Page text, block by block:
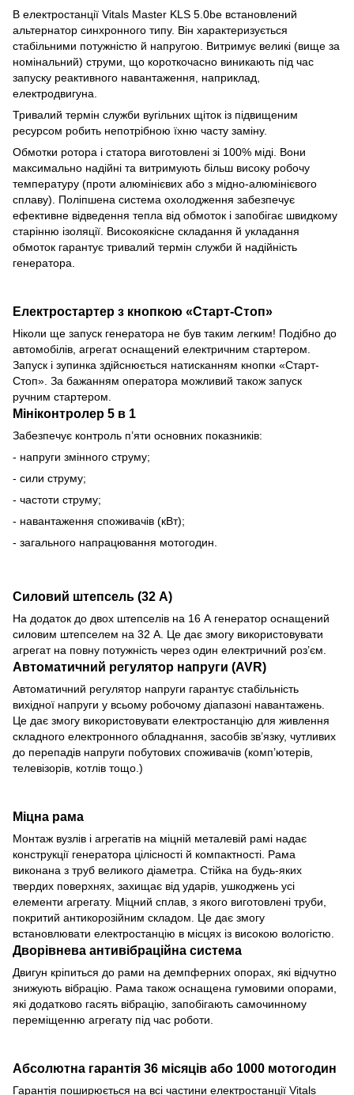
В електростанції Vitals Master KLS 5.0be встановлений
альтернатор синхронного типу. Він характеризується
стабільними потужністю й напругою. Витримує великі (вище за
номінальний) струми, що короткочасно виникають під час
запуску реактивного навантаження, наприклад,
електродвигуна.
Тривалий термін служби вугільних щіток із підвищеним
ресурсом робить непотрібною їхню часту заміну.
Обмотки ротора і статора виготовлені зі 100% міді. Вони
максимально надійні та витримують більш високу робочу
температуру (проти алюмінієвих або з мідно-алюмінієвого
сплаву). Поліпшена система охолодження забезпечує
ефективне відведення тепла від обмоток і запобігає швидкому
старінню ізоляції. Високоякісне складання й укладання
обмоток гарантує тривалий термін служби й надійність
генератора.
Електростартер з кнопкою «Старт-Стоп»
Ніколи ще запуск генератора не був таким легким! Подібно до
автомобілів, агрегат оснащений електричним стартером.
Запуск і зупинка здійснюється натисканням кнопки «Старт-
Стоп». За бажанням оператора можливий також запуск
ручним стартером.
Мініконтролер 5 в 1
Забезпечує контроль п’яти основних показників:
- напруги змінного струму;
- сили струму;
- частоти струму;
- навантаження споживачів (кВт);
- загального напрацювання мотогодин.
Силовий штепсель (32 А)
На додаток до двох штепселів на 16 А генератор оснащений
силовим штепселем на 32 А. Це дає змогу використовувати
агрегат на повну потужність через один електричний роз’єм.
Автоматичний регулятор напруги (AVR)
Автоматичний регулятор напруги гарантує стабільність
вихідної напруги у всьому робочому діапазоні навантажень.
Це дає змогу використовувати електростанцію для живлення
складного електронного обладнання, засобів зв’язку, чутливих
до перепадів напруги побутових споживачів (комп’ютерів,
телевізорів, котлів тощо.)
Міцна рама
Монтаж вузлів і агрегатів на міцній металевій рамі надає
конструкції генератора цілісності й компактності. Рама
виконана з труб великого діаметра. Стійка на будь-яких
твердих поверхнях, захищає від ударів, ушкоджень усі
елементи агрегату. Міцний сплав, з якого виготовлені труби,
покритий антикорозійним складом. Це дає змогу
встановлювати електростанцію в місцях із високою вологістю.
Дворівнева антивібраційна система
Двигун кріпиться до рами на демпферних опорах, які відчутно
знижують вібрацію. Рама також оснащена гумовими опорами,
які додатково гасять вібрацію, запобігають самочинному
переміщенню агрегату під час роботи.
Абсолютна гарантія 36 місяців або 1000 мотогодин
Гарантія поширюється на всі частини електростанції Vitals